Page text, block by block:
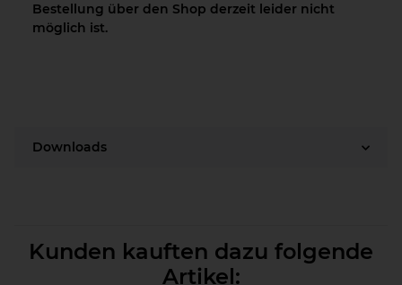
Bestellung über den Shop derzeit leider nicht
möglich ist.
Downloads
Kunden kauften dazu folgende
Artikel: